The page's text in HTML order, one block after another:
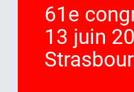
61e
13 juin